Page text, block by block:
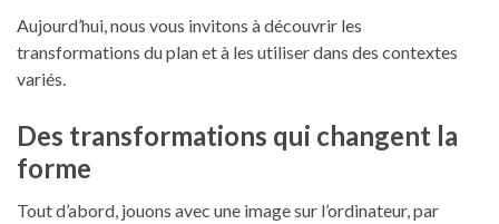
Aujourd’hui, nous vous invitons à découvrir les
transformations du plan et à les utiliser dans des contextes
variés.
Des transformations qui changent la
forme
Tout d’abord, jouons avec une image sur l’ordinateur, par